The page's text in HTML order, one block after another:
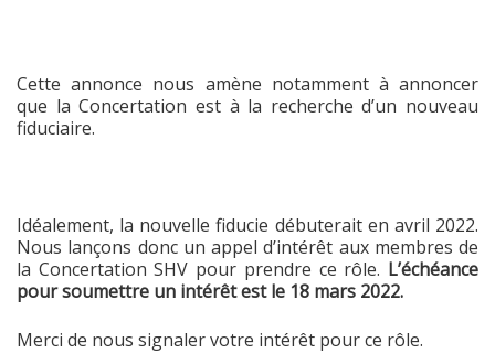
Cette annonce nous amène notamment à annoncer
que la Concertation est à la recherche d’un nouveau
fiduciaire.
Idéalement, la nouvelle fiducie débuterait en avril 2022.
Nous lançons donc un appel d’intérêt aux membres de
la Concertation SHV pour prendre ce rôle. L’échéance
pour soumettre un intérêt est le 18 mars 2022.
Merci de nous signaler votre intérêt pour ce rôle.